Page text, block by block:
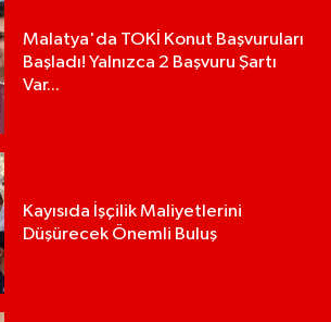
Malatya'da TOKİ Konut Başvuruları
Başladı! Yalnızca 2 Başvuru Şartı
Var...
Kayısıda İşçilik Maliyetlerini
Düşürecek Önemli Buluş